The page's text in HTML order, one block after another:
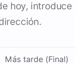
hoy, introduce
Más tarde (Final)